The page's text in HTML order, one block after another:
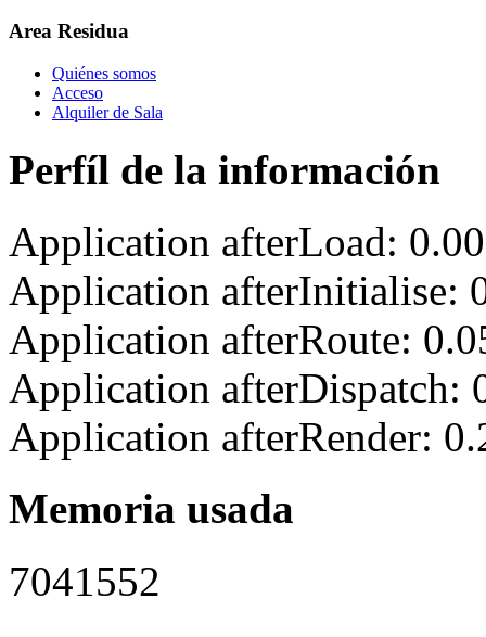
Area Residua
Quiénes somos
Acceso
Alquiler de Sala
Perfíl de la información
Application afterLoad:
Application afterInitialise:
Application afterRoute:
Application afterDispatch:
Application afterRender:
Memoria usada
7041552